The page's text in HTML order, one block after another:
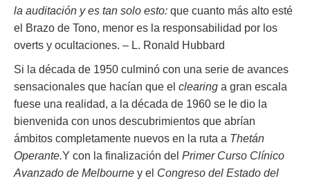
la auditación y es tan solo esto: que cuanto más alto esté
el Brazo de Tono, menor es la responsabilidad por los
overts y ocultaciones. – L. Ronald Hubbard
Si la década de 1950 culminó con una serie de avances
sensacionales que hacían que el clearing a gran escala
fuese una realidad, a la década de 1960 se le dio la
bienvenida con unos descubrimientos que abrían
ámbitos completamente nuevos en la ruta a Thetán
Operante.Y con la finalización del Primer Curso Clínico
Avanzado de Melbourne y el Congreso del Estado del